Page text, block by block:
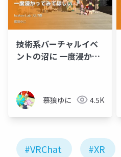
技術系バーチャルイベ
ントの沼に 一度浸かっ
慕狼ゆに 4.5K
#VRChat #XR